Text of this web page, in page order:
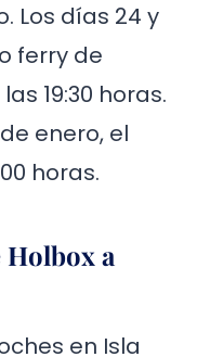
Los días 24 y
ferry de
19:30 horas.
enero, el
horas.
Holbox a
en Isla